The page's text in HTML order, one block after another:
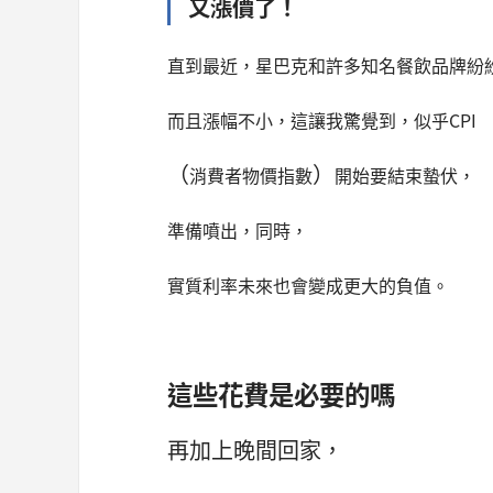
又漲價了！
直到最近，星巴克和許多知名餐飲品牌紛
而且漲幅不小，這讓我驚覺到，似乎CPI
（消費者物價指數） 開始要結束蟄伏，
準備噴出，同時，
實質利率未來也會變成更大的負值。
這些花費是必要的嗎
再加上晚間回家，